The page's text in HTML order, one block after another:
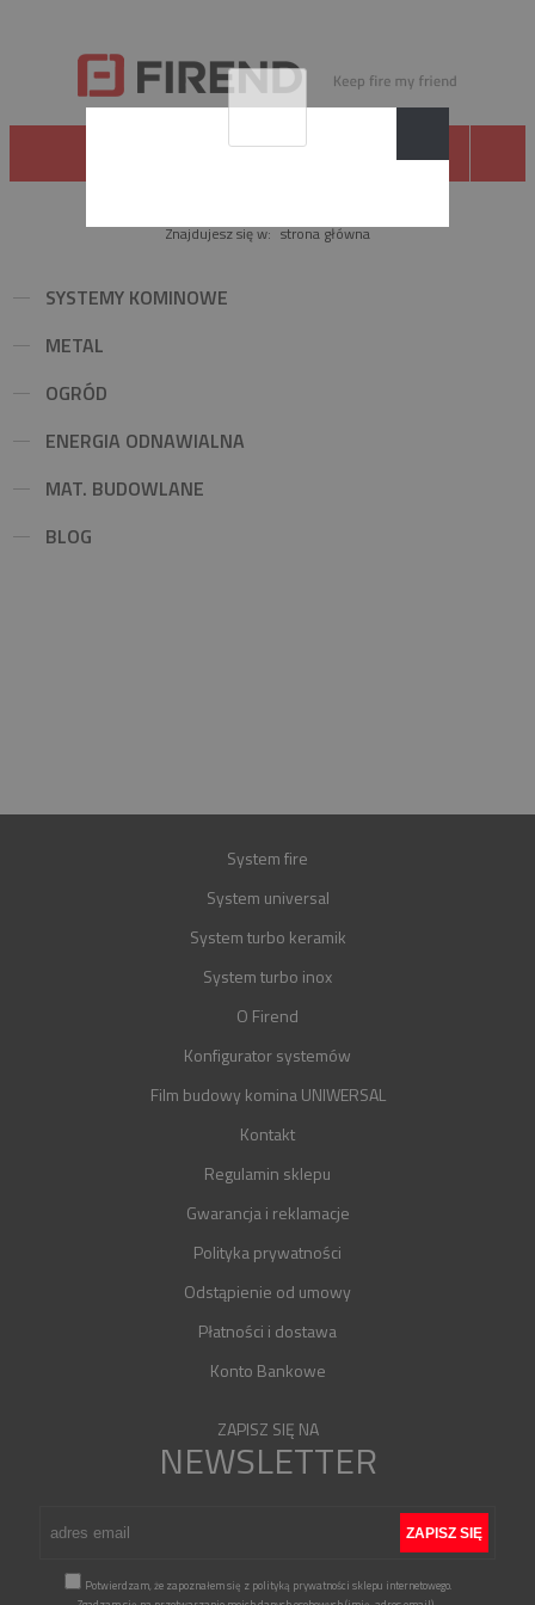
Znajdujesz się w: strona główna
SYSTEMY KOMINOWE
METAL
OGRÓD
ENERGIA ODNAWIALNA
MAT. BUDOWLANE
BLOG
System fire
System universal
System turbo keramik
System turbo inox
O Firend
Konfigurator systemów
Film budowy komina UNIWERSAL
Kontakt
Regulamin sklepu
Gwarancja i reklamacje
Polityka prywatności
Odstąpienie od umowy
Płatności i dostawa
Konto Bankowe
ZAPISZ SIĘ NA
NEWSLETTER
Potwierdzam, że zapoznałem się z polityką prywatności sklepu internetowego.